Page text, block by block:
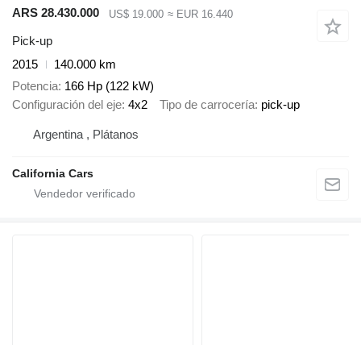
ARS 28.430.000
US$ 19.000 ≈ EUR 16.440
Pick-up
2015
140.000 km
Potencia 166 Hp (122 kW)
Configuración del eje 4x2 Tipo de carrocería pick-up
Argentina , Plátanos
California Cars